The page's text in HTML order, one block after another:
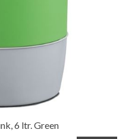
6 ltr. Green